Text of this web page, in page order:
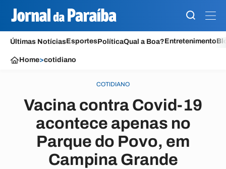
Últimas NotíciasEsportesPolíticaQual a Boa?Entretenimento
Home>cotidiano
COTIDIANO
Vacina contra Covid-19
acontece apenas no
Parque do Povo, em
Campina Grande